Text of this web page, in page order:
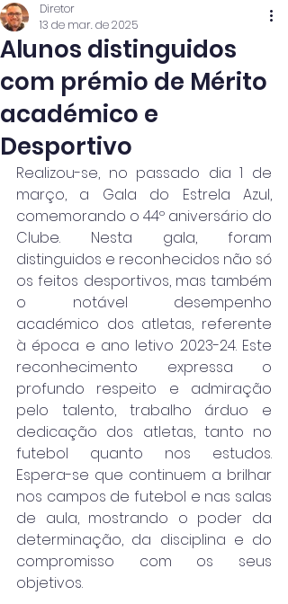
Alunos distinguidos
com prémio de Mérito
académico e
Desportivo
Diretor
13 de mar. de 2025
Realizou-se, no passado dia 1 de
março, a Gala do Estrela Azul,
comemorando o 44º aniversário do
Clube. Nesta gala, foram
distinguidos e reconhecidos não só
os feitos desportivos, mas também
o notável desempenho
académico dos atletas, referente
à época e ano letivo 2023-24. Este
reconhecimento expressa o
profundo respeito e admiração
pelo talento, trabalho árduo e
dedicação dos atletas, tanto no
futebol quanto nos estudos.
Espera-se que continuem a brilhar
nos campos de futebol e nas salas
de aula, mostrando o poder da
determinação, da disciplina e do
compromisso com os seus
objetivos.